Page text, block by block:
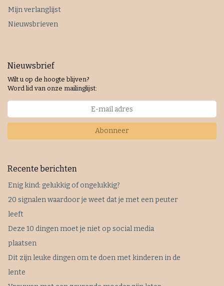
Mijn verlanglijst
Nieuwsbrieven
Nieuwsbrief
Wilt u op de hoogte blijven?
Word lid van onze mailinglijst:
Abonneer
Recente berichten
Enig kind: gelukkig of ongelukkig?
20 signalen waardoor je weet dat je met een peuter
leeft
Deze 10 dingen moet je niet op social media
plaatsen
Dit zijn leuke dingen om te doen met kinderen in de
lente